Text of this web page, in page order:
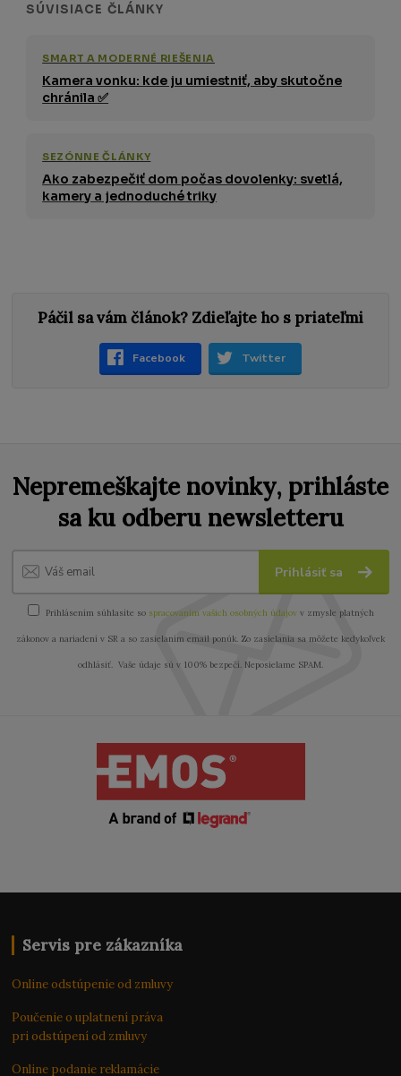
SÚVISIACE ČLÁNKY
SMART A MODERNÉ RIEŠENIA
Kamera vonku: kde ju umiestniť, aby skutočne
chránila ✅
SEZÓNNE ČLÁNKY
Ako zabezpečiť dom počas dovolenky: svetlá,
kamery a jednoduché triky
Páčil sa vám článok? Zdieľajte ho s priateľmi
Facebook Twitter
Nepremeškajte novinky, prihláste
sa ku odberu newsletteru
Prihlásiť sa
Prihlásením súhlasíte so spracovaním vašich osobných údajovv zmysle platných
zákonov a nariadení v SR a so zasielaním email ponúk. Zo zasielania sa môžete kedykoľvek
odhlásiť. Vaše údaje sú v 100% bezpečí. Neposielame SPAM.
Servis pre zákazníka
Online odstúpenie od zmluvy
Poučenie o uplatnení práva
pri odstúpení od zmluvy
Online podanie reklamácie